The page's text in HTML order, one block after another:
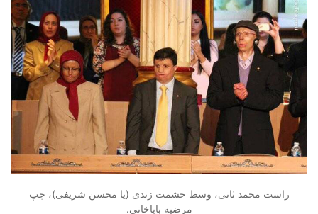
راست محمد ثانی، وسط حشمت زندی (یا محسن شریفی)، چپ
مرضیه باباخانی.